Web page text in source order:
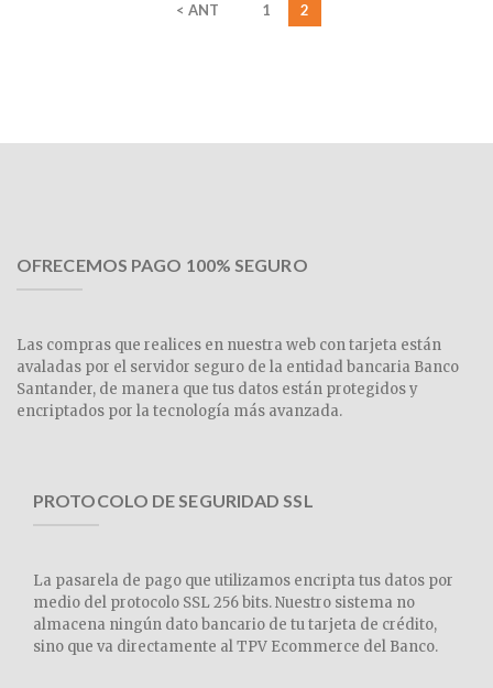
< ANT 1 2
OFRECEMOS PAGO 100% SEGURO
Las compras que realices en nuestra web con tarjeta están
avaladas por el servidor seguro de la entidad bancaria Banco
Santander, de manera que tus datos están protegidos y
encriptados por la tecnología más avanzada.
PROTOCOLO DE SEGURIDAD SSL
La pasarela de pago que utilizamos encripta tus datos por
medio del protocolo SSL 256 bits. Nuestro sistema no
almacena ningún dato bancario de tu tarjeta de crédito,
sino que va directamente al TPV Ecommerce del Banco.